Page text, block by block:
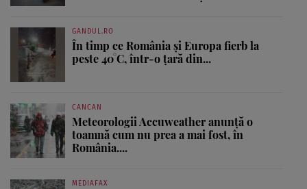
GANDUL.RO
În timp ce România și Europa fierb la
peste 40°C, într-o țară din...
CANCAN
Meteorologii Accuweather anunță o
toamnă cum nu prea a mai fost, în
România....
MEDIAFAX